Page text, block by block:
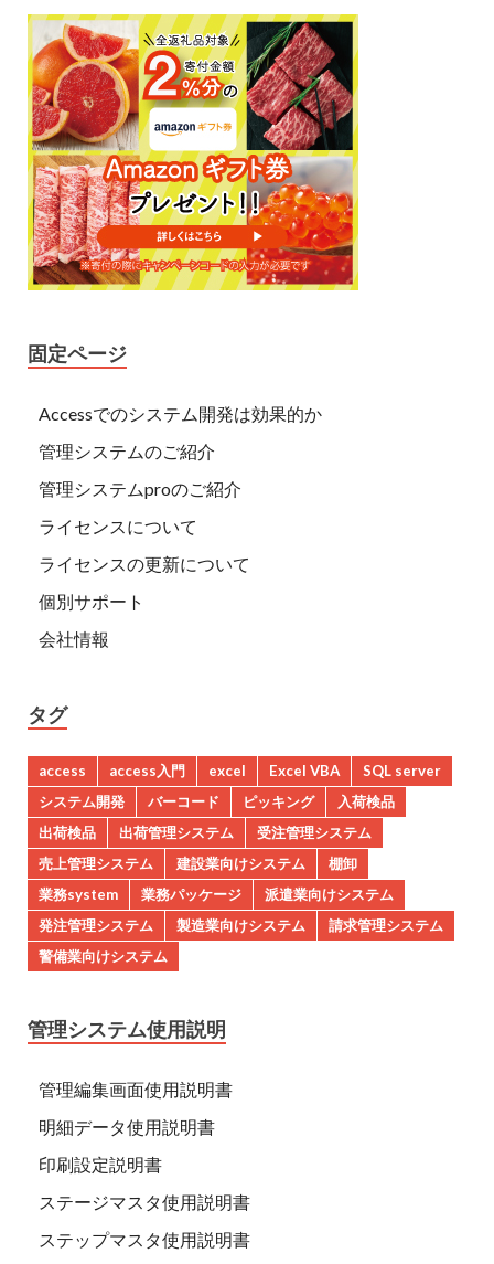
固定ページ
Accessでのシステム開発は効果的か
管理システムのご紹介
管理システムproのご紹介
ライセンスについて
ライセンスの更新について
個別サポート
会社情報
タグ
access access入門 excel Excel VBA
SQL server
システム開発
バーコード ピッキング
入荷検品
出荷検品
出荷管理システム
受注管理システム
売上管理システム
建設業向けシステム
棚卸
業務system
業務パッケージ
派遣業向けシステム
発注管理システム
製造業向けシステム
請求管理システム
警備業向けシステム
管理システム使用説明
管理編集画面使用説明書
明細データ使用説明書
印刷設定説明書
ステージマスタ使用説明書
ステップマスタ使用説明書